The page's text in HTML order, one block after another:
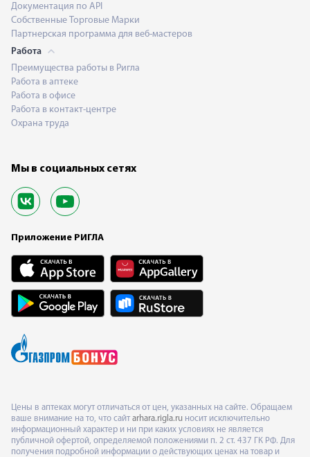
Документация по API
Собственные Торговые Марки
Партнерская программа для веб-мастеров
Работа
Преимущества работы в Ригла
Работа в аптеке
Работа в офисе
Работа в контакт-центре
Охрана труда
Мы в социальных сетях
Приложение РИГЛА
Цены в аптеках могут отличаться от цен, указанных на сайте. Обращаем
ваше внимание на то, что сайт arhara.rigla.ru носит исключительно
информационный характер и ни при каких условиях не является
публичной офертой, определяемой положениями п. 2 ст. 437 ГК РФ. Для
получения подробной информации о действующих ценах на товар и